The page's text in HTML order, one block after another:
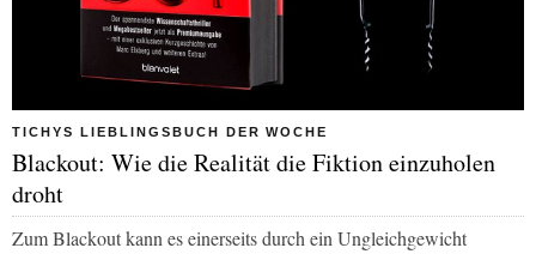
TICHYS LIEBLINGSBUCH DER WOCHE
Blackout: Wie die Realität die Fiktion einzuholen
droht
Zum Blackout kann es einerseits durch ein Ungleichgewicht